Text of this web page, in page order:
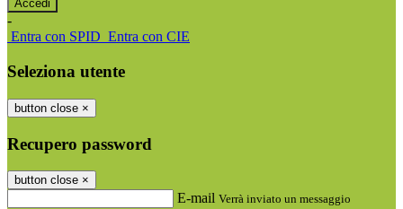
-
Entra con SPID Entra con CIE
Seleziona utente
button close ×
Recupero password
button close ×
E-mail Verrà inviato un messaggio